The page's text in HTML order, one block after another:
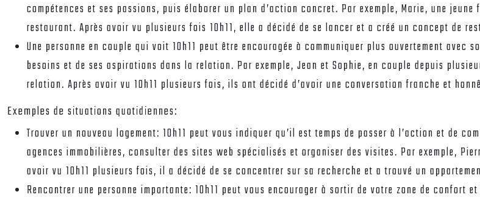
compétences et ses passions, puis élaborer un plan d’action concret. Par exemple, Marie, une
restaurant. Après avoir vu plusieurs fois 10h11, elle a décidé de se lancer et a créé un concept de
Une personne en couple qui voit 10h11 peut être encouragée à communiquer plus ouvertement
besoins et de ses aspirations dans la relation. Par exemple, Jean et Sophie, en couple depuis
relation. Après avoir vu 10h11 plusieurs fois, ils ont décidé d’avoir une conversation franche et
Exemples de situations quotidiennes:
Trouver un nouveau logement: 10h11 peut vous indiquer qu’il est temps de passer à l’action et de
agences immobilières, consulter des sites web spécialisés et organiser des visites. Par exemple,
avoir vu 10h11 plusieurs fois, il a décidé de se concentrer sur sa recherche et a trouvé un
Rencontrer une personne importante: 10h11 peut vous encourager à sortir de votre zone de confort